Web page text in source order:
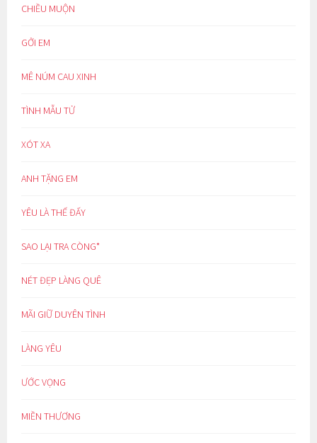
CHIỀU MUỘN
GỞI EM
MÊ NÚM CAU XINH
TÌNH MẪU TỬ
XÓT XA
ANH TẶNG EM
YÊU LÀ THẾ ĐẤY
SAO LẠI TRA CÒNG*
NÉT ĐẸP LÀNG QUÊ
MÃI GIỮ DUYÊN TÌNH
LÀNG YÊU
ƯỚC VỌNG
MIỀN THƯƠNG